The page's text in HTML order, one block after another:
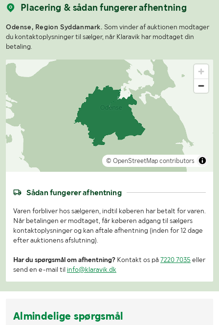
Placering & sådan fungerer afhentning
Odense, Region Syddanmark. Som vinder af auktionen modtager
du kontaktoplysninger til sælger, når Klaravik har modtaget din
betaling.
© OpenStreetMap contributors
Sådan fungerer afhentning
Varen forbliver hos sælgeren, indtil køberen har betalt for varen.
Når betalingen er modtaget, får køberen adgang til sælgers
kontaktoplysninger og kan aftale afhentning (inden for 12 dage
efter auktionens afslutning).
Har du spørgsmål om afhentning? Kontakt os på 7220 7035 eller
send en e-mail til info@klaravik.dk
Almindelige spørgsmål